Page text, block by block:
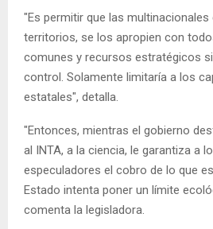
"Es permitir que las
territorios, se los apropien con
comunes y recursos estratégicos
control. Solamente limitaría a los
estatales", detalla.
"Entonces, mientras el gobierno
al INTA, a la ciencia, le garantiza a
especuladores el cobro de lo que
Estado intenta poner un límite
comenta la legisladora.